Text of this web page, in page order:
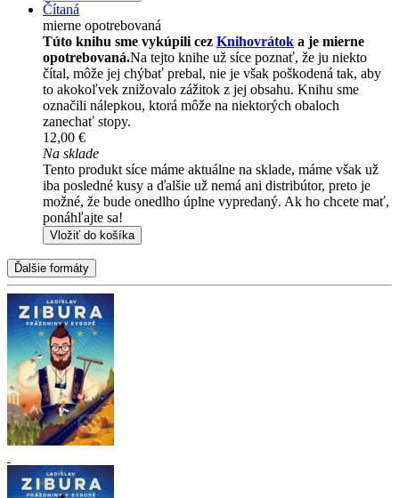
Čítaná
mierne opotrebovaná
Túto knihu sme vykúpili cez Knihovrátok a je mierne
opotrebovaná.Na tejto knihe už síce poznať, že ju niekto
čítal, môže jej chýbať prebal, nie je však poškodená tak, aby
to akokoľvek znižovalo zážitok z jej obsahu. Knihu sme
označili nálepkou, ktorá môže na niektorých obaloch
zanechať stopy.
12,00 €
Na sklade
Tento produkt síce máme aktuálne na sklade, máme však už
iba posledné kusy a ďalšie už nemá ani distribútor, preto je
možné, že bude onedlho úplne vypredaný. Ak ho chcete mať,
ponáhľajte sa!
Vložiť do košíka
Ďalšie formáty